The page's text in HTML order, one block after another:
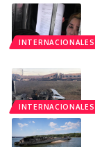
INTERNACIONALES
INTERNACIONALES